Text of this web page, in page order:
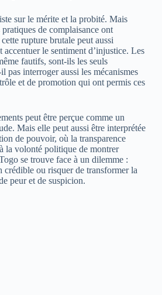
sur le mérite et la probité. Mais
de complaisance ont
rupture brutale peut aussi
le sentiment d’injustice. Les
fautifs, sont-ils les seuls
pas interroger aussi les mécanismes
et de promotion qui ont permis ces
peut être perçue comme un
Mais elle peut aussi être interprétée
de pouvoir, où la transparence
la volonté politique de montrer
se trouve face à un dilemme :
crédible ou risquer de transformer la
peur et de suspicion.